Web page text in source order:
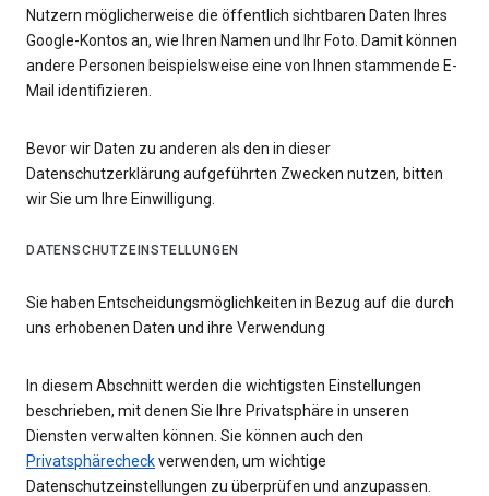
Nutzern möglicherweise die öffentlich sichtbaren Daten Ihres
Google-Kontos an, wie Ihren Namen und Ihr Foto. Damit können
andere Personen beispielsweise eine von Ihnen stammende E-
Mail identifizieren.
Bevor wir Daten zu anderen als den in dieser
Datenschutzerklärung aufgeführten Zwecken nutzen, bitten
wir Sie um Ihre Einwilligung.
DATENSCHUTZEINSTELLUNGEN
Sie haben Entscheidungsmöglichkeiten in Bezug auf die durch
uns erhobenen Daten und ihre Verwendung
In diesem Abschnitt werden die wichtigsten Einstellungen
beschrieben, mit denen Sie Ihre Privatsphäre in unseren
Diensten verwalten können. Sie können auch den
Privatsphärecheckverwenden, um wichtige
Datenschutzeinstellungen zu überprüfen und anzupassen.